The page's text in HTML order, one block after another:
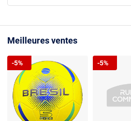
Meilleures ventes
-5% -5%